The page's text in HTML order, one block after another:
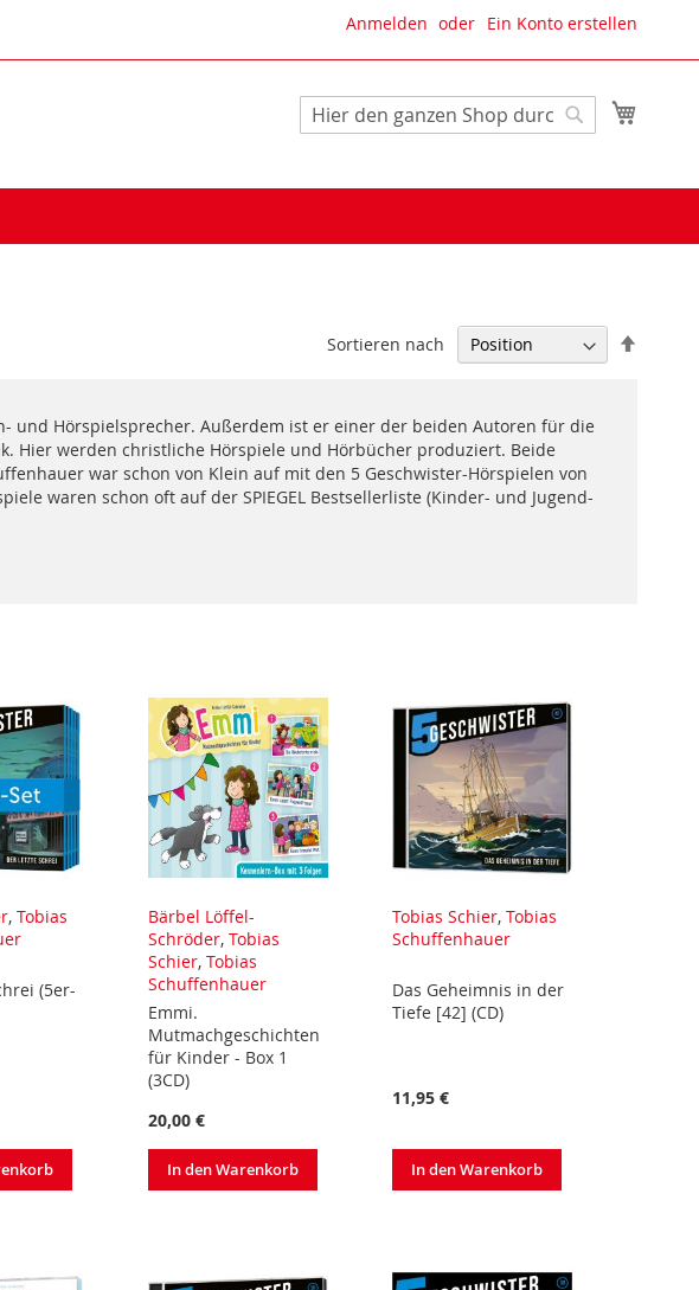
Anmelden Ein Konto erstellen
Suche
und Hörspielsprecher. Außerdem ist er einer der beiden Autoren für die
Hier werden christliche Hörspiele und Hörbücher produziert. Beide
war schon von Klein auf mit den 5 Geschwister-Hörspielen von
waren schon oft auf der SPIEGEL Bestsellerliste (Kinder- und Jugend-
Sortieren nach
, Tobias
(5er-
Bärbel Löffel-
Schröder, Tobias
Schier, Tobias
Schuffenhauer
Emmi.
Mutmachgeschichten
für Kinder - Box 1
(3CD)
20,00 €
In den Warenkorb
Tobias Schier,Tobias
Schuffenhauer
Das Geheimnis in der
Tiefe [42] (CD)
11,95 €
In den Warenkorb